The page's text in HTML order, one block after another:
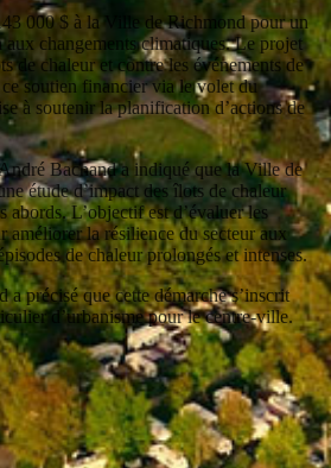
000 $ à la Ville de Richmond pour un
aux changements climatiques. Le projet
de chaleur et contre les événements de
soutien financier via le volet du
à soutenir la planification d’actions de
Bachand a indiqué que la Ville de
étude d’impact des îlots de chaleur
abords. L’objectif est d’évaluer les
améliorer la résilience du secteur aux
de chaleur prolongés et intenses.
précisé que cette démarche s’inscrit
d’urbanisme pour le centre-ville.